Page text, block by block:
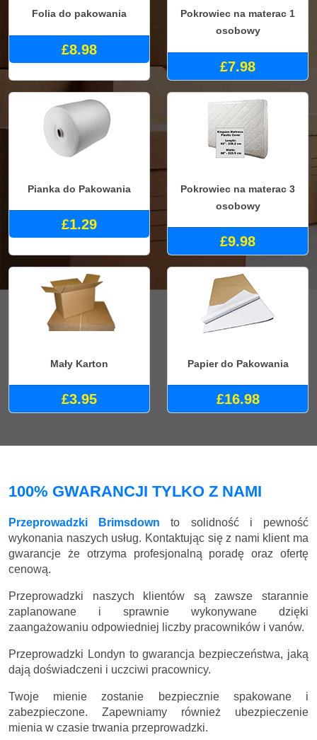
Folia do pakowania
£8.98
Pokrowiec na materac 1
osobowy
£7.98
Pianka do Pakowania
£1.29
Pokrowiec na materac 3
osobowy
£9.98
Mały Karton
£3.95
Papier do Pakowania
£16.98
100% GWARANCJI TYLKO Z NAMI
Przeprowadzki Brimsdown to solidność i pewność
wykonania naszych usług. Kontaktując się z nami klient ma
gwarancje że otrzyma profesjonalną poradę oraz ofertę
cenową.
Przeprowadzki naszych klientów są zawsze starannie
zaplanowane i sprawnie wykonywane dzięki
zaangażowaniu odpowiedniej liczby pracowników i vanów.
Przeprowadzki Londyn to gwarancja bezpieczeństwa, jaką
dają doświadczeni i uczciwi pracownicy.
Twoje mienie zostanie bezpiecznie spakowane i
zabezpieczone. Zapewniamy również ubezpieczenie
mienia w czasie trwania przeprowadzki.